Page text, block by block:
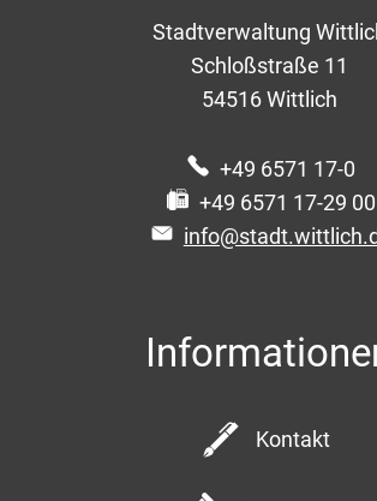
Stadtverwaltung
Schloßstraße 11
54516 Wittlich
+49 6571 17-0
+49 6571 17-29 00
Kontakt